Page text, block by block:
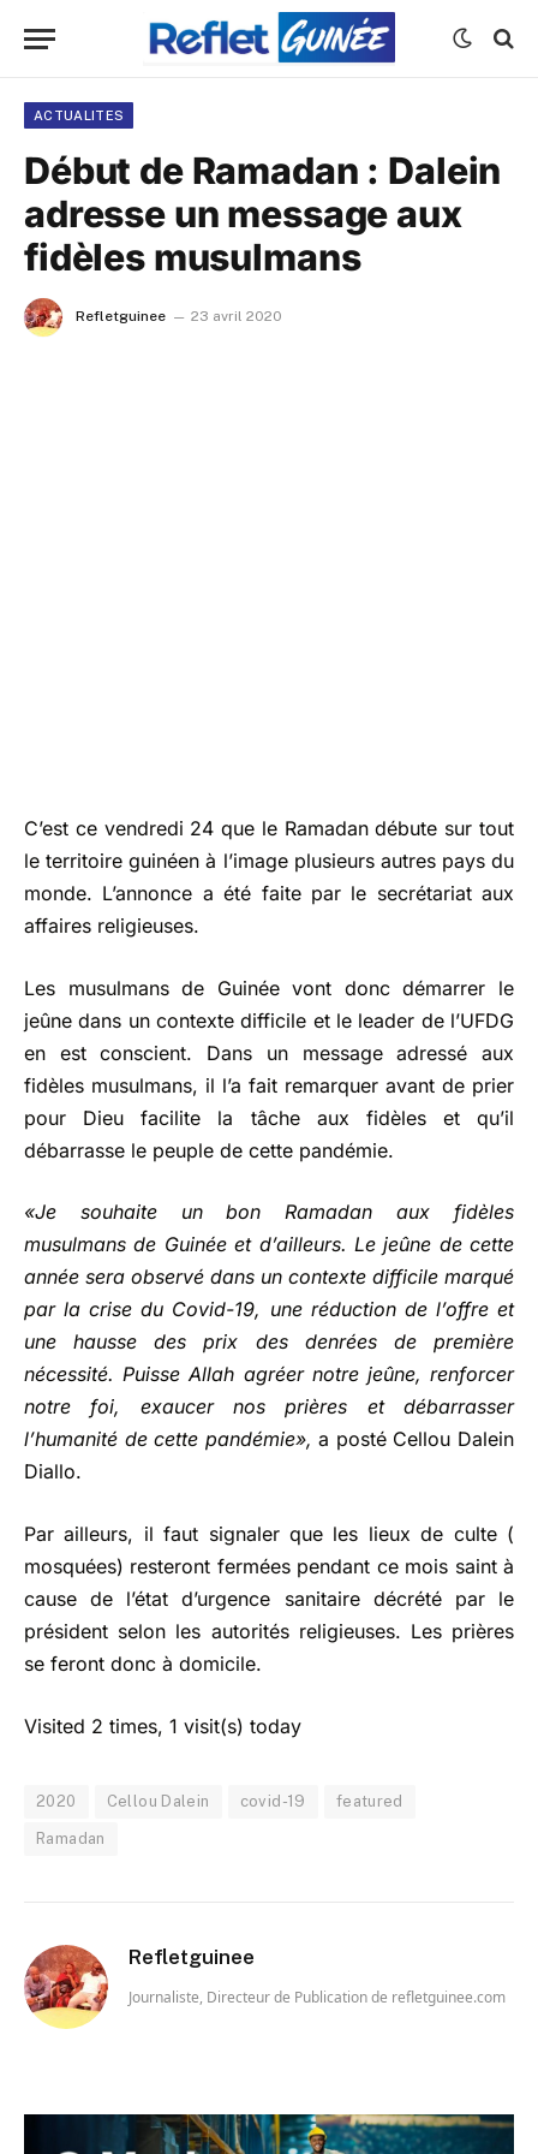
ACTUALITES
Début de Ramadan : Dalein
adresse un message aux
fidèles musulmans
Refletguinee 23 avril 2020
C’est ce vendredi 24 que le Ramadan débute sur tout
le territoire guinéen à l’image plusieurs autres pays du
monde. L’annonce a été faite par le secrétariat aux
affaires religieuses.
Les musulmans de Guinée vont donc démarrer le
jeûne dans un contexte difficile et le leader de l’UFDG
en est conscient. Dans un message adressé aux
fidèles musulmans, il l’a fait remarquer avant de prier
pour Dieu facilite la tâche aux fidèles et qu’il
débarrasse le peuple de cette pandémie.
«Je souhaite un bon Ramadan aux fidèles
musulmans de Guinée et d’ailleurs. Le jeûne de cette
année sera observé dans un contexte difficile marqué
par la crise du Covid-19, une réduction de l’offre et
une hausse des prix des denrées de première
nécessité. Puisse Allah agréer notre jeûne, renforcer
notre foi, exaucer nos prières et débarrasser
l’humanité de cette pandémie», a posté Cellou Dalein
Diallo.
Par ailleurs, il faut signaler que les lieux de culte (
mosquées) resteront fermées pendant ce mois saint à
cause de l’état d’urgence sanitaire décrété par le
président selon les autorités religieuses. Les prières
se feront donc à domicile.
Visited 2 times, 1 visit(s) today
2020 Cellou Dalein covid-19 featured
Ramadan
Refletguinee
Journaliste, Directeur de Publication de refletguinee.com